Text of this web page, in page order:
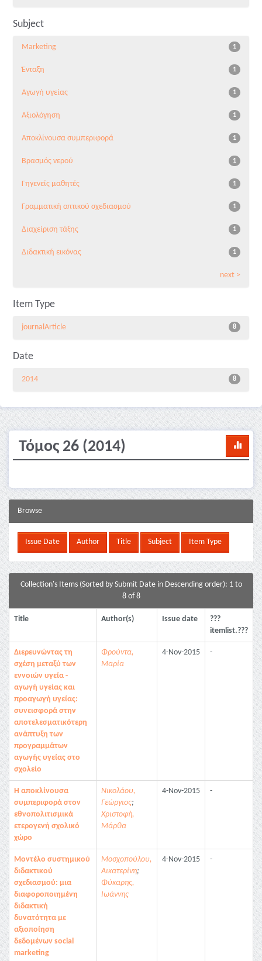
Subject
1
Marketing
1
Ένταξη
1
Αγωγή υγείας
1
Αξιολόγηση
1
Αποκλίνουσα συμπεριφορά
1
Βρασμός νερού
1
Γηγενείς μαθητές
1
Γραμματική οπτικού σχεδιασμού
1
Διαχείριση τάξης
1
Διδακτική εικόνας
next >
Item Type
8
journalArticle
Date
8
2014
Τόμος 26 (2014)
Browse
Collection's Items (Sorted by Submit Date in Descending order): 1 to
8 of 8
Title Author(s) Issue date
???
itemlist.???
Διερευνώντας τη
σχέση μεταξύ των
εννοιών υγεία -
αγωγή υγείας και
προαγωγή υγείας:
συνεισφορά στην
αποτελεσματικότερη
ανάπτυξη των
προγραμμάτων
αγωγής υγείας στο
σχολείο
Φρούντα,
Μαρία
4-Nov-2015 -
Η αποκλίνουσα
συμπεριφορά στον
εθνοπολιτισμικά
ετερογενή σχολικό
χώρο
Νικολάου,
Γεώργιος;
Χριστοφή,
Μάρθα
4-Nov-2015 -
Μοντέλο συστημικού
διδακτικού
σχεδιασμού: μια
διαφοροποιημένη
διδακτική
δυνατότητα με
αξιοποίηση
δεδομένων social
marketing
Μοσχοπούλου,
Αικατερίνη;
Φύκαρης,
Ιωάννης
4-Nov-2015 -